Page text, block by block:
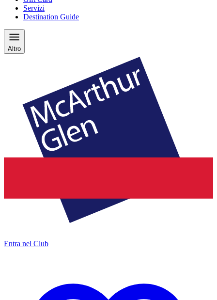
Servizi
Destination Guide
Altro
Entra nel Club